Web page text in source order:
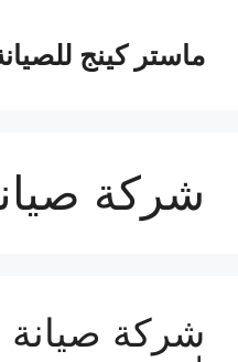
المحتوىماستر كينج
شركة
شركة صيانة